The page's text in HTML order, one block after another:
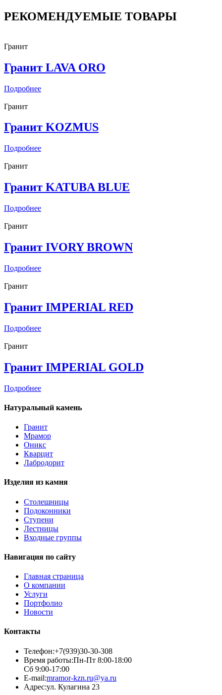
РЕКОМЕНДУЕМЫЕ ТОВАРЫ
Гранит
Гранит LAVA ORO
Подробнее
Гранит
Гранит KOZMUS
Подробнее
Гранит
Гранит KATUBA BLUE
Подробнее
Гранит
Гранит IVORY BROWN
Подробнее
Гранит
Гранит IMPERIAL RED
Подробнее
Гранит
Гранит IMPERIAL GOLD
Подробнее
Натуральный камень
Гранит
Мрамор
Оникс
Кварцит
Лабродорит
Изделия из камня
Столешницы
Подоконники
Ступени
Лестницы
Входные группы
Навигация по сайту
Главная страница
О компании
Услуги
Портфолио
Новости
Контакты
Телефон:+7(939)30-30-308
Время работы:Пн-Пт 8:00-18:00
Сб 9:00-17:00
E-mail:mramor-kzn.ru@ya.ru
Адрес:ул. Кулагина 23